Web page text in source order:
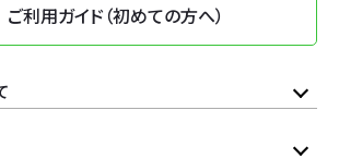
ご利用ガイド（初めての方へ）